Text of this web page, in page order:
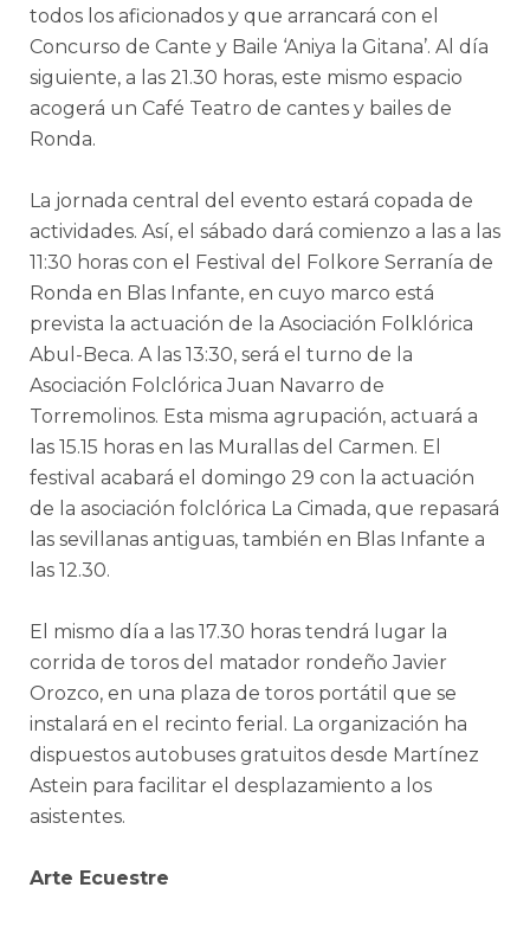
todos los aficionados y que arrancará con el
Concurso de Cante y Baile ‘Aniya la Gitana’. Al día
siguiente, a las 21.30 horas, este mismo espacio
acogerá un Café Teatro de cantes y bailes de
Ronda.
La jornada central del evento estará copada de
actividades. Así, el sábado dará comienzo a las a las
11:30 horas con el Festival del Folkore Serranía de
Ronda en Blas Infante, en cuyo marco está
prevista la actuación de la Asociación Folklórica
Abul-Beca. A las 13:30, será el turno de la
Asociación Folclórica Juan Navarro de
Torremolinos. Esta misma agrupación, actuará a
las 15.15 horas en las Murallas del Carmen. El
festival acabará el domingo 29 con la actuación
de la asociación folclórica La Cimada, que repasará
las sevillanas antiguas, también en Blas Infante a
las 12.30.
El mismo día a las 17.30 horas tendrá lugar la
corrida de toros del matador rondeño Javier
Orozco, en una plaza de toros portátil que se
instalará en el recinto ferial. La organización ha
dispuestos autobuses gratuitos desde Martínez
Astein para facilitar el desplazamiento a los
asistentes.
Arte Ecuestre